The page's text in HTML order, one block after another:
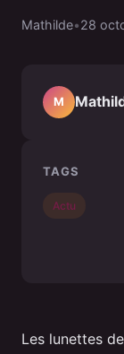
Mathilde•28
Les lunettes
M
TAGS
Actu